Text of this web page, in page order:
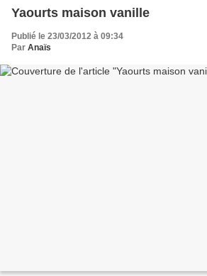
Yaourts maison vanille
Publié le 23/03/2012 à 09:34
Par Anaïs